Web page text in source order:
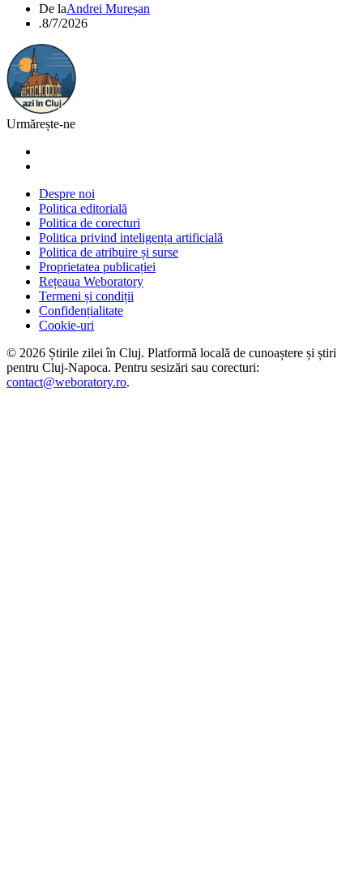
De laAndrei Mureșan
.8/7/2026
Urmărește-ne
Despre noi
Politica editorială
Politica de corecturi
Politica privind inteligența artificială
Politica de atribuire și surse
Proprietatea publicației
Rețeaua Weboratory
Termeni și condiții
Confidențialitate
Cookie-uri
© 2026 Știrile zilei în Cluj. Platformă locală de cunoaștere și știri
pentru Cluj-Napoca. Pentru sesizări sau corecturi:
contact@weboratory.ro.